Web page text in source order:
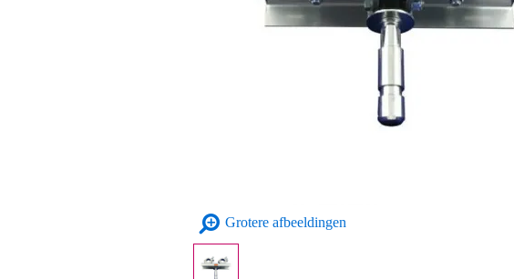
Grotere afbeeldingen